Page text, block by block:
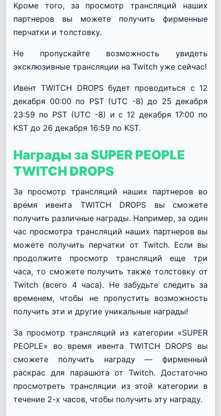
Кроме того, за просмотр трансляций наших
партнеров вы можете получить фирменные
перчатки и толстовку.
Не пропускайте возможность увидеть
эксклюзивные трансляции на Twitch уже сейчас!
Ивент TWITCH DROPS будет проводиться с 12
декабря 00:00 по PST (UTC -8) до 25 декабря
23:59 по PST (UTC -8) и с 12 декабря 17:00 по
KST до 26 декабря 16:59 по KST.
Награды за SUPER PEOPLE
TWITCH DROPS
За просмотр трансляций наших партнеров во
время ивента TWITCH DROPS вы сможете
получить различные награды. Например, за один
час просмотра трансляций наших партнеров вы
можете получить перчатки от Twitch. Если вы
продолжите просмотр трансляций еще три
часа, то сможете получить также толстовку от
Twitch (всего 4 часа). Не забудьте следить за
временем, чтобы не пропустить возможность
получить эти и другие уникальные награды!
За просмотр трансляций из категории «SUPER
PEOPLE» во время ивента TWITCH DROPS вы
сможете получить награду — фирменный
раскрас для парашюта от Twitch. Достаточно
просмотреть трансляции из этой категории в
течение 2-х часов, чтобы получить эту награду.